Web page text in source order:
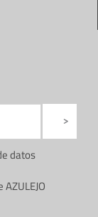
datos